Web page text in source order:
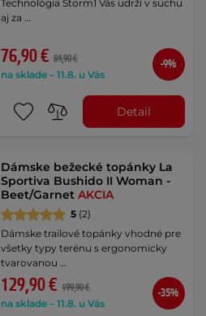
Technológia Storm1 Vás udrží v suchu
aj za …
76,90 € 84,90 €
na sklade – 11.8. u Vás
-9%
Detail
Dámske bežecké topánky La
Sportiva Bushido II Woman -
Beet/GarnetAKCIA
5 (2)
Dámske trailové topánky vhodné pre
všetky typy terénu s ergonomicky
tvarovanou …
129,90 € 199,90 €
na sklade – 11.8. u Vás
-35%